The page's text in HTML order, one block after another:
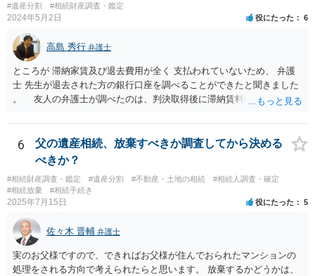
#遺産分割 #相続財産調査・鑑定
2024年5月2日 役にたった 6
高島 秀行 弁護士
ところが 滞納家賃及び退去費用が全く 支払われていないため、 弁護
士 先生が退去された方の銀行口座を調べることができたと聞きました
。 友人の弁護士が調べたのは、判決取得後に滞納賃料回収のため
預金の入出金履歴を調べたわけではありません。 残念ながら、事案
や目的も異なりますし、開示の内容も異なります。
6
父の遺産相続、放棄すべきか調査してから決める
べきか？
#相続財産調査・鑑定 #遺産分割 #不動産・土地の相続
#相続人調査・確定
#相続放棄
#相続手続き
2025年7月15日 役にたった 5
佐々木 晋輔 弁護士
実のお父様ですので、できればお父様が住んでおられたマンションの
処理をされる方向で考えられたらと思います。 放棄するかどうかは、